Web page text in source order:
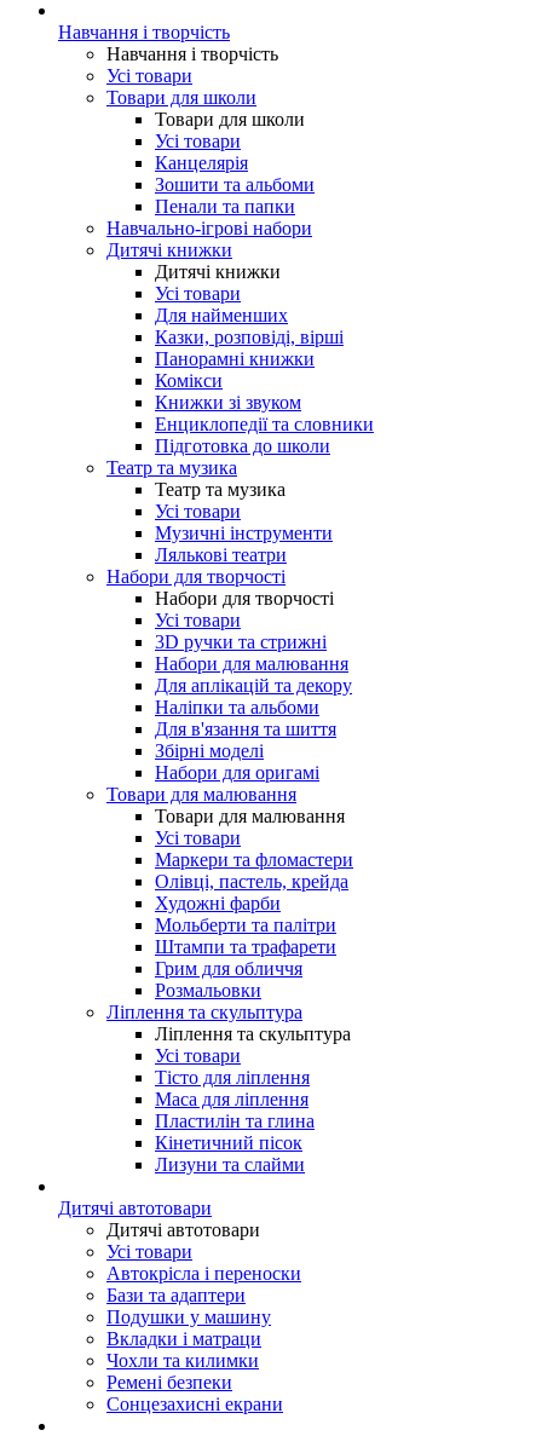
Навчання і творчість
Навчання і творчість
Усі товари
Товари для школи
Товари для школи
Усі товари
Канцелярія
Зошити та альбоми
Пенали та папки
Навчально-ігрові набори
Дитячі книжки
Дитячі книжки
Усі товари
Для найменших
Казки, розповіді, вірші
Панорамні книжки
Комікси
Книжки зі звуком
Енциклопедії та словники
Підготовка до школи
Театр та музика
Театр та музика
Усі товари
Музичні інструменти
Лялькові театри
Набори для творчості
Набори для творчості
Усі товари
3D ручки та стрижні
Набори для малювання
Для аплікацій та декору
Наліпки та альбоми
Для в'язання та шиття
Збірні моделі
Набори для оригамі
Товари для малювання
Товари для малювання
Усі товари
Маркери та фломастери
Олівці, пастель, крейда
Художні фарби
Мольберти та палітри
Штампи та трафарети
Грим для обличчя
Розмальовки
Ліплення та скульптура
Ліплення та скульптура
Усі товари
Тісто для ліплення
Маса для ліплення
Пластилін та глина
Кінетичний пісок
Лизуни та слайми
Дитячі автотовари
Дитячі автотовари
Усі товари
Автокрісла і переноски
Бази та адаптери
Подушки у машину
Вкладки і матраци
Чохли та килимки
Ремені безпеки
Сонцезахисні екрани